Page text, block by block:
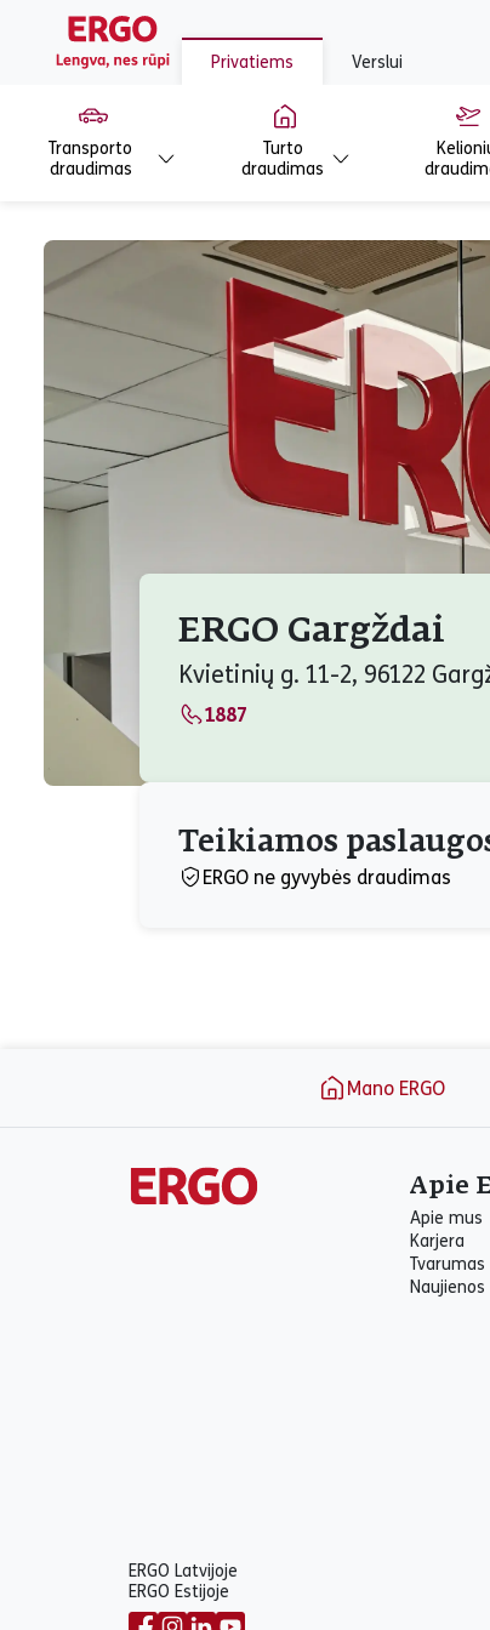
Privatiems Verslui
Transporto
draudimas
Turto
draudimas
ERGO Gargždai
Kvietinių g. 11-2, 96122
1887
Teikiamos
ERGO ne gyvybės draudimas
Puslapio apačiaMano ERGO
Apie
Apie mus
Karjera
Tvarumas
Naujienos
ERGO Latvijoje
ERGO Estijoje